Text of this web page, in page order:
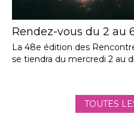
Rendez-vous du 2 au
La 48e édition des
se tiendra du mercredi 2 au
TOUTES